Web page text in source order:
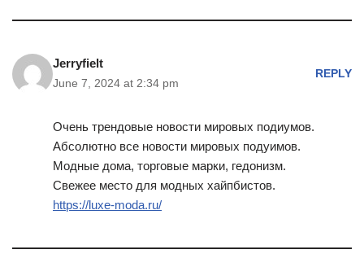
Jerryfielt
June 7, 2024 at 2:34 pm
REPLY
Очень трендовые новости мировых подиумов.
Абсолютно все новости мировых подуимов.
Модные дома, торговые марки, гедонизм.
Свежее место для модных хайпбистов.
https://luxe-moda.ru/